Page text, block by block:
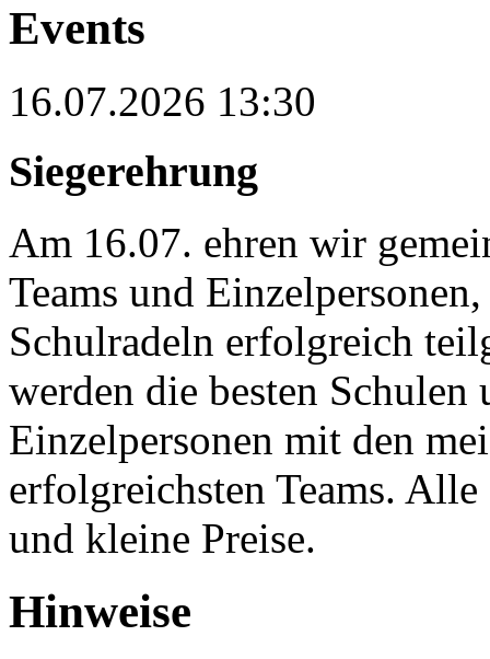
Events
16.07.2026 13:30
Siegerehrung
Am 16.07. ehren wir
Teams und
Schulradeln erfolgreich
werden die besten
Einzelpersonen mit den
erfolgreichsten Teams.
und kleine Preise.
Hinweise